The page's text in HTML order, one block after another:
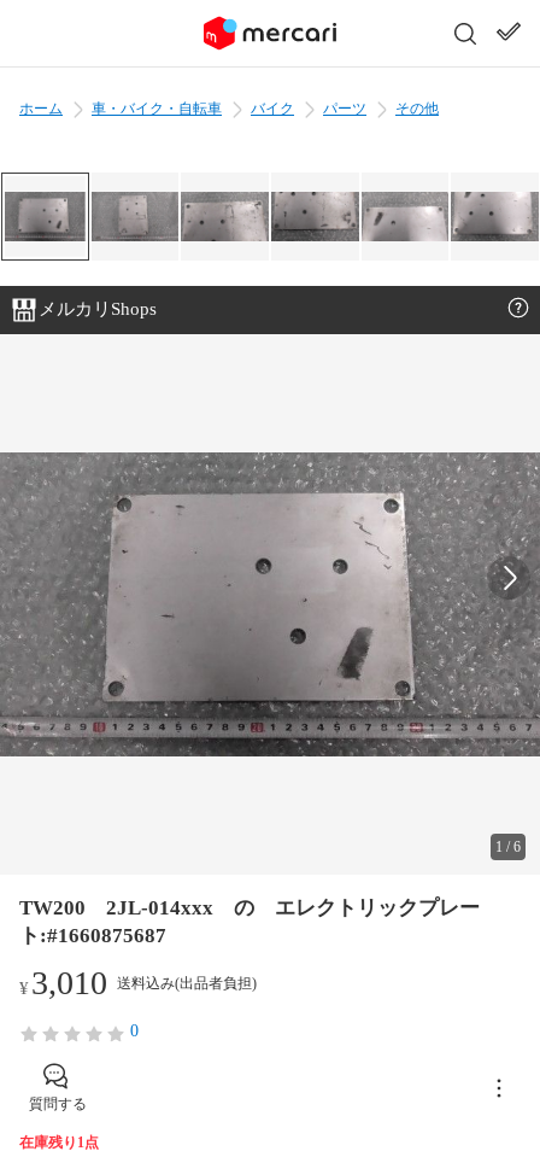
ホーム 車・バイク・自転車 バイク パーツ その他
メルカリShops
1 /6
TW200 2JL-014xxx の エレクトリックプレー
ト:#1660875687
¥3,010 送料込み(出品者負担)
0
質問する
在庫残り1点